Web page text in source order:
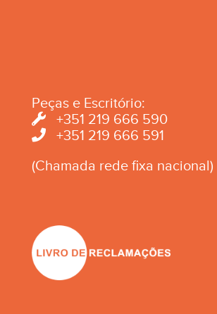
Peças e Escritório:
+351 219 666 590
+351 219 666 591
(Chamada rede fixa nacional)